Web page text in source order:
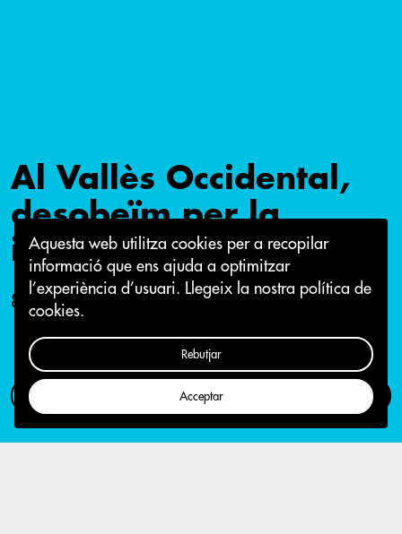
Aquesta web utilitza cookies per a recopilar
informació que ens ajuda a optimitzar
l’experiència d’usuari. Llegeix la nostra política de
cookies.
Rebutjar
Acceptar
Al Vallès Occidental,
desobeïm per la
independència!
8 de setembre 2016
Com participar Campanya